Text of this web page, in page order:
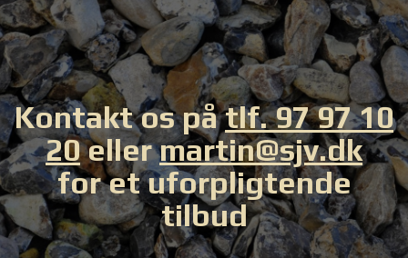
Kontakt os påtlf. 97 97 10
20ellermartin@sjv.dk
for et uforpligtende
tilbud